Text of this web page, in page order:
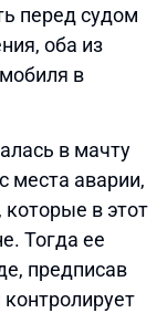
перед судом
оба из
в
в мачту
места аварии,
которые в этот
Тогда ее
предписав